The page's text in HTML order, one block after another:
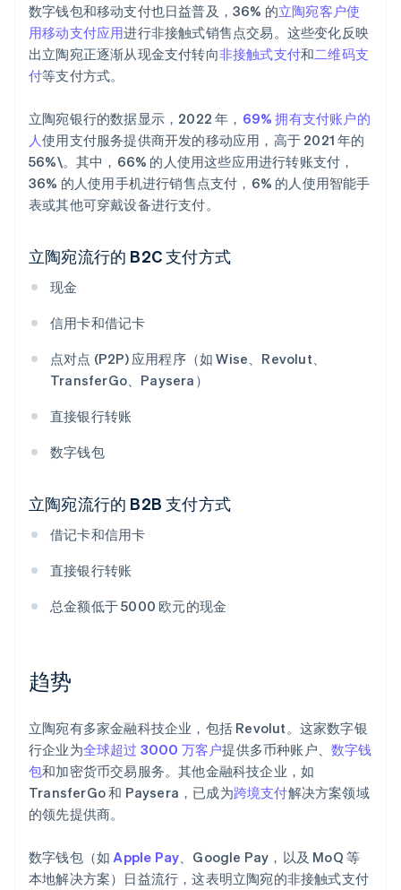
数字钱包和移动支付也日益普及，36% 的立陶宛客户使
用移动支付应用进行非接触式销售点交易。这些变化反映
出立陶宛正逐渐从现金支付转向非接触式支付和二维码支
付等支付方式。
立陶宛银行的数据显示，2022 年， 69% 拥有支付账户的
人使用支付服务提供商开发的移动应用，高于 2021 年的
56%\。其中，66% 的人使用这些应用进行转账支付，
36% 的人使用手机进行销售点支付，6% 的人使用智能手
表或其他可穿戴设备进行支付。
立陶宛流行的 B2C 支付方式
现金
信用卡和借记卡
点对点 (P2P) 应用程序（如 Wise、Revolut、
TransferGo、Paysera）
直接银行转账
数字钱包
立陶宛流行的 B2B 支付方式
借记卡和信用卡
直接银行转账
总金额低于 5000 欧元的现金
趋势
立陶宛有多家金融科技企业，包括 Revolut。这家数字银
行企业为全球超过 3000 万客户提供多币种账户、数字钱
包和加密货币交易服务。其他金融科技企业，如
TransferGo 和 Paysera，已成为跨境支付解决方案领域
的领先提供商。
数字钱包（如Apple Pay、Google Pay，以及 MoQ 等
本地解决方案）日益流行，这表明立陶宛的非接触式支付